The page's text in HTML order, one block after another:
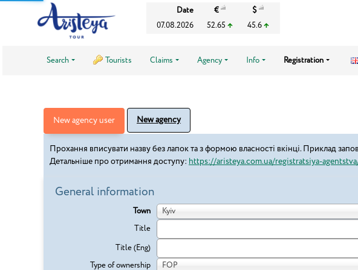
Date €
$
07.08.2026
52.65 45.6
Search Tourists Claims Agency Info Registration
New agency user New agency
Прохання вписувати назву без лапок та з формою власності вкінці. Приклад
Детальніше про отримання доступу: https://aristeya.com.ua/registratsiya-
General information
Town Kyiv
Title
Title (Eng)
Type of ownership
FOP